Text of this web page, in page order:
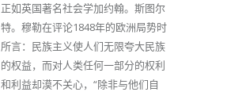
正如英国著名社会学加约翰。斯图尔
特。穆勒在评论1848年的欧洲局势时
所言：民族主义使人们无限夸大民族
的权益，而对人类任何一部分的权利
和利益却漠不关心，“除非与他们自